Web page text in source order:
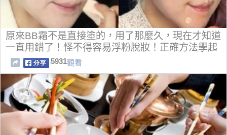
原來BB霜不是直接塗的，用了那麼久，現在才知道
一直用錯了！怪不得容易浮粉脫妝！正確方法學起
來！
5931觀看